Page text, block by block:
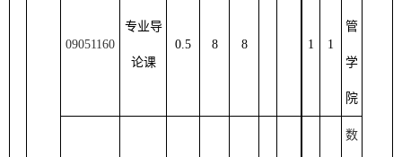
09051160
专业导
论课
0.5 8 8 1 1
管
学
院
数